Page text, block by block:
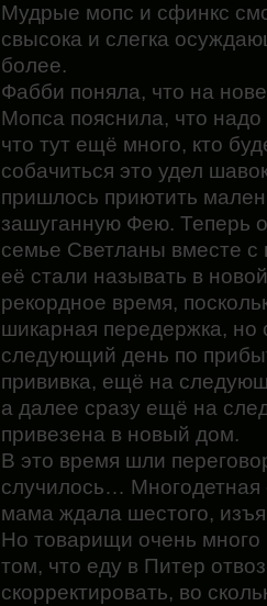
Мудрые мопс и сфинкс
свысока и слегка
более.
Фабби поняла, что на
Мопса пояснила, что
что тут ещё много, кто
собачиться это удел
пришлось приютить
зашуганную Фею. Теперь
семье Светланы вместе с
её стали называть в
рекордное время,
шикарная передержка, но
следующий день по
прививка, ещё на
а далее сразу ещё на
привезена в новый дом.
В это время шли
случилось… Многодетная
мама ждала шестого,
Но товарищи очень много
том, что еду в Питер
скорректировать, во